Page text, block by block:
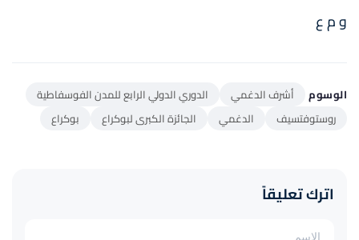
و م ع
الوسوم أشرف الدغمي
الدوري الدولي الرابع للمدن الفوسفاطية
روستوفتسيف
الدغمي الجائزة الكبرى لبوكراع بوكراع
اترك تعليقاً